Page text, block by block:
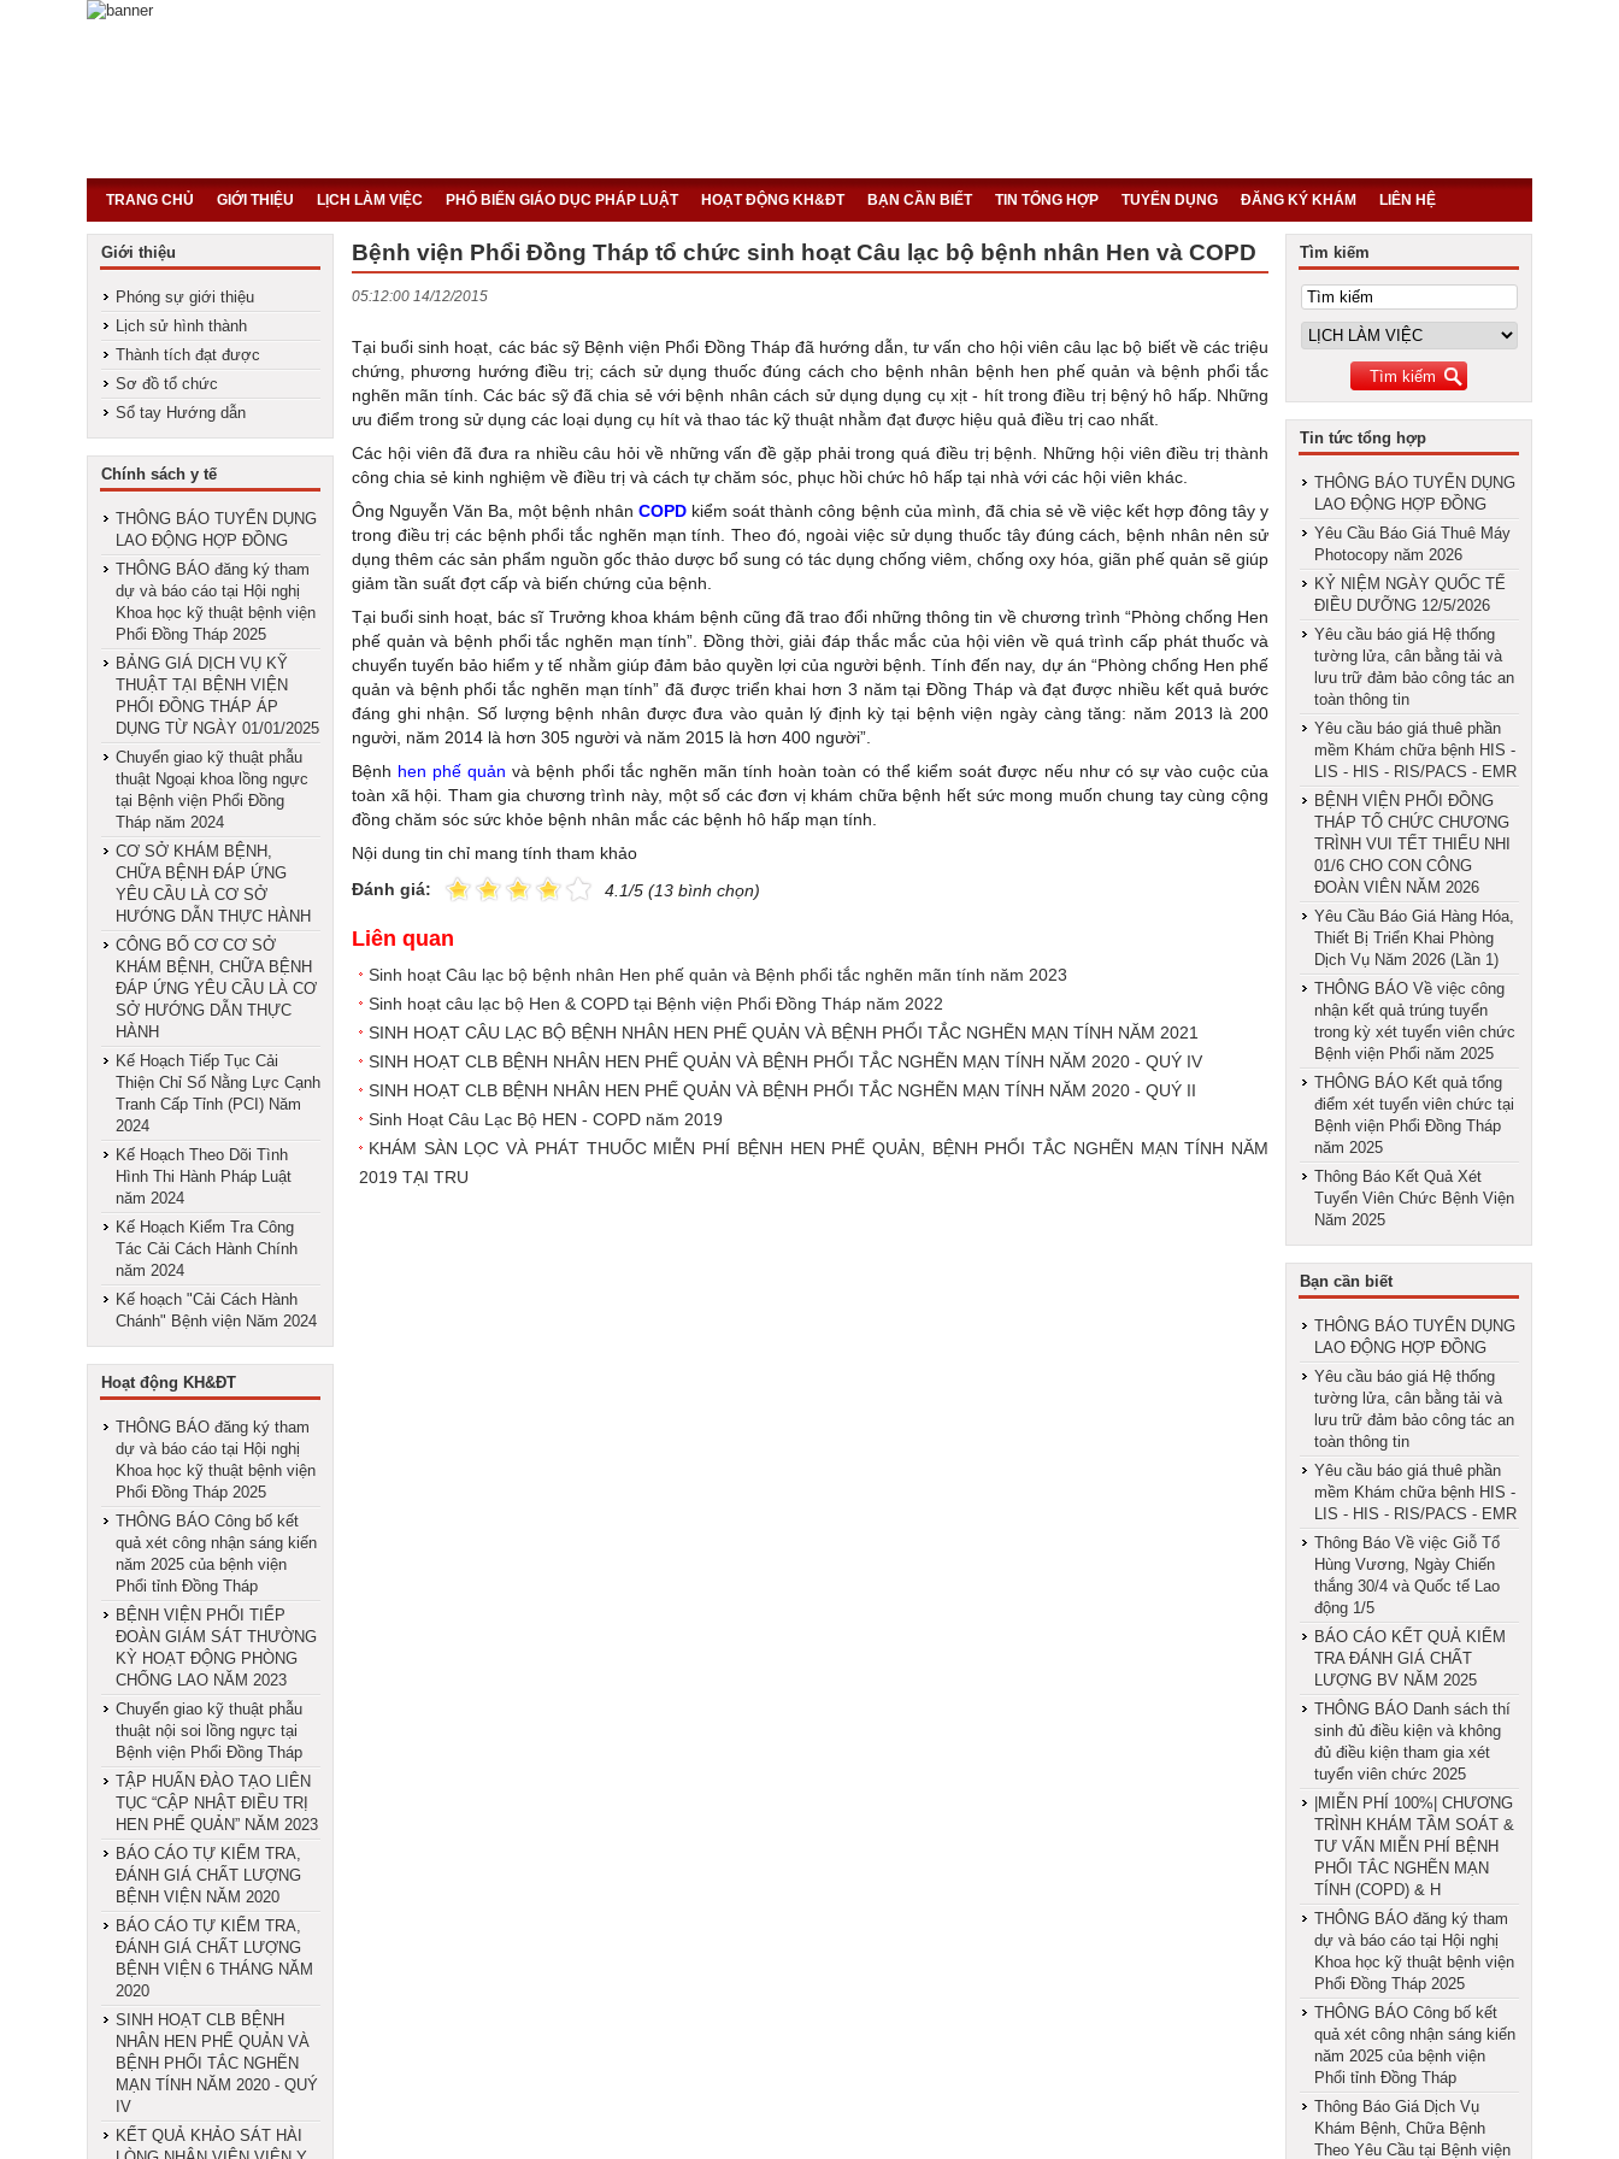
TRANG CHỦ GIỚI THIỆU LỊCH LÀM VIỆC PHỔ BIẾN GIÁO DỤC PHÁP LUẬT HOẠT ĐỘNG KH&ĐT BẠN CẦN BIẾT TIN TỔNG HỢP TUYỂN DỤNG ĐĂNG KÝ KHÁM LIÊN HỆ
Giới thiệu
Phóng sự giới thiệu
Lịch sử hình thành
Thành tích đạt được
Sơ đồ tổ chức
Sổ tay Hướng dẫn
Chính sách y tế
THÔNG BÁO TUYỂN DỤNG
LAO ĐỘNG HỢP ĐỒNG
THÔNG BÁO đăng ký tham
dự và báo cáo tại Hội nghị
Khoa học kỹ thuật bệnh viện
Phổi Đồng Tháp 2025
BẢNG GIÁ DỊCH VỤ KỸ
THUẬT TẠI BỆNH VIỆN
PHỔI ĐỒNG THÁP ÁP
DỤNG TỪ NGÀY 01/01/2025
Chuyển giao kỹ thuật phẫu
thuật Ngoại khoa lồng ngực
tại Bệnh viện Phổi Đồng
Tháp năm 2024
CƠ SỞ KHÁM BỆNH,
CHỮA BỆNH ĐÁP ỨNG
YÊU CẦU LÀ CƠ SỞ
HƯỚNG DẪN THỰC HÀNH
CÔNG BỐ CƠ CƠ SỞ
KHÁM BỆNH, CHỮA BỆNH
ĐÁP ỨNG YÊU CẦU LÀ CƠ
SỞ HƯỚNG DẪN THỰC
HÀNH
Kế Hoạch Tiếp Tục Cải
Thiện Chỉ Số Nằng Lực Cạnh
Tranh Cấp Tỉnh (PCI) Năm
2024
Kế Hoạch Theo Dõi Tình
Hình Thi Hành Pháp Luật
năm 2024
Kế Hoạch Kiểm Tra Công
Tác Cải Cách Hành Chính
năm 2024
Kế hoạch "Cải Cách Hành
Chánh" Bệnh viện Năm 2024
Hoạt động KH&ĐT
THÔNG BÁO đăng ký tham
dự và báo cáo tại Hội nghị
Khoa học kỹ thuật bệnh viện
Phổi Đồng Tháp 2025
THÔNG BÁO Công bố kết
quả xét công nhận sáng kiến
năm 2025 của bệnh viện
Phổi tỉnh Đồng Tháp
BỆNH VIỆN PHỔI TIẾP
ĐOÀN GIÁM SÁT THƯỜNG
KỲ HOẠT ĐỘNG PHÒNG
CHỐNG LAO NĂM 2023
Chuyển giao kỹ thuật phẫu
thuật nội soi lồng ngực tại
Bệnh viện Phổi Đồng Tháp
TẬP HUẤN ĐÀO TẠO LIÊN
TỤC “CẬP NHẬT ĐIỀU TRỊ
HEN PHẾ QUẢN” NĂM 2023
BÁO CÁO TỰ KIỂM TRA,
ĐÁNH GIÁ CHẤT LƯỢNG
BỆNH VIỆN NĂM 2020
BÁO CÁO TỰ KIỂM TRA,
ĐÁNH GIÁ CHẤT LƯỢNG
BỆNH VIỆN 6 THÁNG NĂM
2020
SINH HOẠT CLB BỆNH
NHÂN HEN PHẾ QUẢN VÀ
BỆNH PHỔI TẮC NGHẼN
MẠN TÍNH NĂM 2020 - QUÝ
IV
KẾT QUẢ KHẢO SÁT HÀI
Bệnh viện Phổi Đồng Tháp tổ chức sinh hoạt Câu lạc bộ bệnh nhân Hen và COPD
05:12:00 14/12/2015
Tại buổi sinh hoạt, các bác sỹ Bệnh viện Phổi Đồng Tháp đã hướng dẫn, tư vấn cho hội viên câu lạc bộ biết về các triệu
chứng, phương hướng điều trị; cách sử dụng thuốc đúng cách cho bệnh nhân bệnh hen phế quản và bệnh phổi tắc
nghẽn mãn tính. Các bác sỹ đã chia sẻ với bệnh nhân cách sử dụng dụng cụ xịt - hít trong điều trị bệný hô hấp. Những
ưu điểm trong sử dụng các loại dụng cụ hít và thao tác kỹ thuật nhằm đạt được hiệu quả điều trị cao nhất.
Các hội viên đã đưa ra nhiều câu hỏi về những vấn đề gặp phải trong quá điều trị bệnh. Những hội viên điều trị thành
công chia sẻ kinh nghiệm về điều trị và cách tự chăm sóc, phục hồi chức hô hấp tại nhà với các hội viên khác.
Ông Nguyễn Văn Ba, một bệnh nhânCOPD kiểm soát thành công bệnh của mình, đã chia sẻ về việc kết hợp đông tây y
trong điều trị các bệnh phổi tắc nghẽn mạn tính. Theo đó, ngoài việc sử dụng thuốc tây đúng cách, bệnh nhân nên sử
dụng thêm các sản phẩm nguồn gốc thảo dược bổ sung có tác dụng chống viêm, chống oxy hóa, giãn phế quản sẽ giúp
giảm tần suất đợt cấp và biến chứng của bệnh.
Tại buổi sinh hoạt, bác sĩ Trưởng khoa khám bệnh cũng đã trao đổi những thông tin về chương trình “Phòng chống Hen
phế quản và bệnh phổi tắc nghẽn mạn tính”. Đồng thời, giải đáp thắc mắc của hội viên về quá trình cấp phát thuốc và
chuyển tuyến bảo hiểm y tế nhằm giúp đảm bảo quyền lợi của người bệnh. Tính đến nay, dự án “Phòng chống Hen phế
quản và bệnh phổi tắc nghẽn mạn tính” đã được triển khai hơn 3 năm tại Đồng Tháp và đạt được nhiều kết quả bước
đáng ghi nhận. Số lượng bệnh nhân được đưa vào quản lý định kỳ tại bệnh viện ngày càng tăng: năm 2013 là 200
người, năm 2014 là hơn 305 người và năm 2015 là hơn 400 người”.
Bệnh hen phế quản và bệnh phổi tắc nghẽn mãn tính hoàn toàn có thể kiểm soát được nếu như có sự vào cuộc của
toàn xã hội. Tham gia chương trình này, một số các đơn vị khám chữa bệnh hết sức mong muốn chung tay cùng cộng
đồng chăm sóc sức khỏe bệnh nhân mắc các bệnh hô hấp mạn tính.
Nội dung tin chỉ mang tính tham khảo
Đánh giá:
4.1/5 (13 bình chọn)
Liên quan
Sinh hoạt Câu lạc bộ bệnh nhân Hen phế quản và Bệnh phổi tắc nghẽn mãn tính năm 2023
Sinh hoạt câu lạc bộ Hen & COPD tại Bệnh viện Phổi Đồng Tháp năm 2022
SINH HOẠT CÂU LẠC BỘ BỆNH NHÂN HEN PHẾ QUẢN VÀ BỆNH PHỔI TẮC NGHẼN MẠN TÍNH NĂM 2021
SINH HOẠT CLB BỆNH NHÂN HEN PHẾ QUẢN VÀ BỆNH PHỔI TẮC NGHẼN MẠN TÍNH NĂM 2020 - QUÝ IV
SINH HOẠT CLB BỆNH NHÂN HEN PHẾ QUẢN VÀ BỆNH PHỔI TẮC NGHẼN MẠN TÍNH NĂM 2020 - QUÝ II
Sinh Hoạt Câu Lạc Bộ HEN - COPD năm 2019
KHÁM SÀN LỌC VÀ PHÁT THUỐC MIỄN PHÍ BỆNH HEN PHẾ QUẢN, BỆNH PHỔI TẮC NGHẼN MẠN TÍNH NĂM
2019 TẠI TRU
Tìm kiếm
Tin tức tổng hợp
THÔNG BÁO TUYỂN DỤNG
LAO ĐỘNG HỢP ĐỒNG
Yêu Cầu Báo Giá Thuê Máy
Photocopy năm 2026
KỶ NIỆM NGÀY QUỐC TẾ
ĐIỀU DƯỠNG 12/5/2026
Yêu cầu báo giá Hệ thống
tường lửa, cân bằng tải và
lưu trữ đảm bảo công tác an
toàn thông tin
Yêu cầu báo giá thuê phần
mềm Khám chữa bệnh HIS -
LIS - HIS - RIS/PACS - EMR
BỆNH VIỆN PHỔI ĐỒNG
THÁP TỔ CHỨC CHƯƠNG
TRÌNH VUI TẾT THIẾU NHI
01/6 CHO CON CÔNG
ĐOÀN VIÊN NĂM 2026
Yêu Cầu Báo Giá Hàng Hóa,
Thiết Bị Triển Khai Phòng
Dịch Vụ Năm 2026 (Lần 1)
THÔNG BÁO Về việc công
nhận kết quả trúng tuyển
trong kỳ xét tuyển viên chức
Bệnh viện Phổi năm 2025
THÔNG BÁO Kết quả tổng
điểm xét tuyển viên chức tại
Bệnh viện Phổi Đồng Tháp
năm 2025
Thông Báo Kết Quả Xét
Tuyển Viên Chức Bệnh Viện
Năm 2025
Bạn cần biết
THÔNG BÁO TUYỂN DỤNG
LAO ĐỘNG HỢP ĐỒNG
Yêu cầu báo giá Hệ thống
tường lửa, cân bằng tải và
lưu trữ đảm bảo công tác an
toàn thông tin
Yêu cầu báo giá thuê phần
mềm Khám chữa bệnh HIS -
LIS - HIS - RIS/PACS - EMR
Thông Báo Về việc Giỗ Tổ
Hùng Vương, Ngày Chiến
thắng 30/4 và Quốc tế Lao
động 1/5
BÁO CÁO KẾT QUẢ KIỂM
TRA ĐÁNH GIÁ CHẤT
LƯỢNG BV NĂM 2025
THÔNG BÁO Danh sách thí
sinh đủ điều kiện và không
đủ điều kiện tham gia xét
tuyển viên chức 2025
|MIỄN PHÍ 100%| CHƯƠNG
TRÌNH KHÁM TẦM SOÁT &
TƯ VẤN MIỄN PHÍ BỆNH
PHỔI TẮC NGHẼN MẠN
TÍNH (COPD) & H
THÔNG BÁO đăng ký tham
dự và báo cáo tại Hội nghị
Khoa học kỹ thuật bệnh viện
Phổi Đồng Tháp 2025
THÔNG BÁO Công bố kết
quả xét công nhận sáng kiến
năm 2025 của bệnh viện
Phổi tỉnh Đồng Tháp
Thông Báo Giá Dịch Vụ
Khám Bệnh, Chữa Bệnh
Theo Yêu Cầu tại Bệnh viện